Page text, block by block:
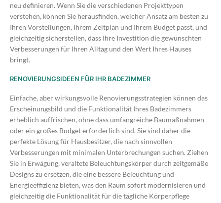
neu definieren. Wenn Sie die verschiedenen Projekttypen
verstehen, können Sie herausfinden, welcher Ansatz am besten zu
Ihren Vorstellungen, Ihrem Zeitplan und Ihrem Budget passt, und
gleichzeitig sicherstellen, dass Ihre Investition die gewünschten
Verbesserungen für Ihren Alltag und den Wert Ihres Hauses
bringt.
RENOVIERUNGSIDEEN FÜR IHR BADEZIMMER
Einfache, aber wirkungsvolle Renovierungsstrategien können das
Erscheinungsbild und die Funktionalität Ihres Badezimmers
erheblich auffrischen, ohne dass umfangreiche Baumaßnahmen
oder ein großes Budget erforderlich sind. Sie sind daher die
perfekte Lösung für Hausbesitzer, die nach sinnvollen
Verbesserungen mit minimalen Unterbrechungen suchen. Ziehen
Sie in Erwägung, veraltete Beleuchtungskörper durch zeitgemäße
Designs zu ersetzen, die eine bessere Beleuchtung und
Energieeffizienz bieten, was den Raum sofort modernisieren und
gleichzeitig die Funktionalität für die tägliche Körperpflege